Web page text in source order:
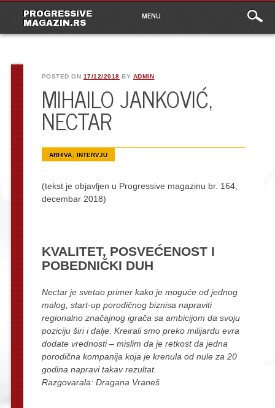
PROGRESSIVE
MAGAZIN.RS
Main
menu
content
MENU
POSTED ON 17/12/2018 BY ADMIN
MIHAILO JANKOVIĆ,
NECTAR
ARHIVA, INTERVJU
(tekst je objavljen u Progressive magazinu br. 164,
decembar 2018)
KVALITET, POSVEĆENOST I
POBEDNIČKI DUH
Nectar je svetao primer kako je moguće od jednog
malog, start-up porodičnog biznisa napraviti
regionalno značajnog igrača sa ambicijom da svoju
poziciju širi i dalje. Kreirali smo preko milijardu evra
dodate vrednosti – mislim da je retkost da jedna
porodična kompanija koja je krenula od nule za 20
godina napravi takav rezultat.
Razgovarala: Dragana Vraneš